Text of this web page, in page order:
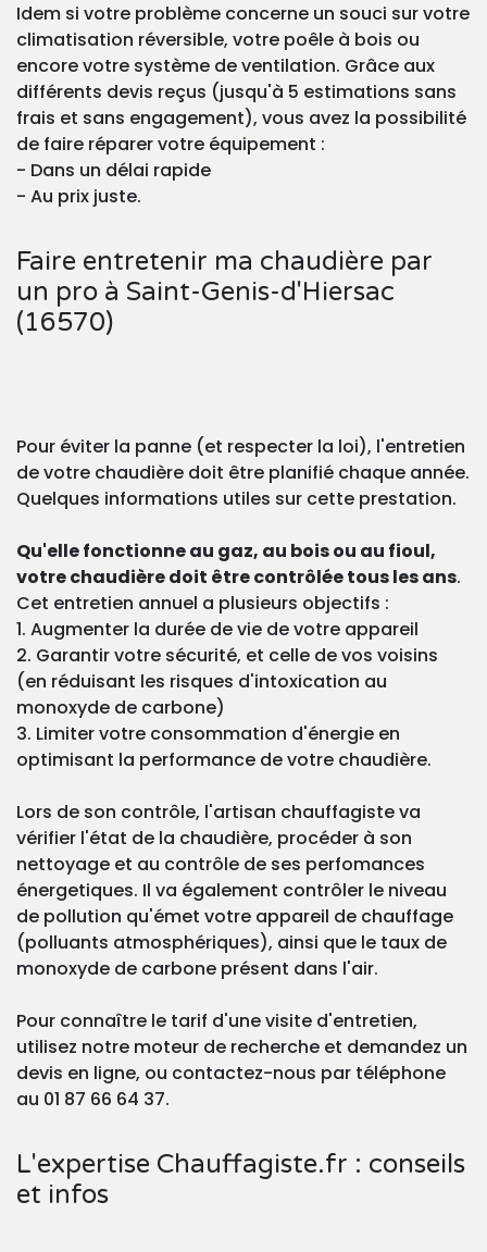
Idem si votre problème concerne un souci sur votre
climatisation réversible, votre poêle à bois ou
encore votre système de ventilation. Grâce aux
différents devis reçus (jusqu'à 5 estimations sans
frais et sans engagement), vous avez la possibilité
de faire réparer votre équipement :
- Dans un délai rapide
- Au prix juste.
Faire entretenir ma chaudière par
un pro à Saint-Genis-d'Hiersac
(16570)
Pour éviter la panne (et respecter la loi), l'entretien
de votre chaudière doit être planifié chaque année.
Quelques informations utiles sur cette prestation.
Qu'elle fonctionne au gaz, au bois ou au fioul,
votre chaudière doit être contrôlée tous les ans.
Cet entretien annuel a plusieurs objectifs :
1. Augmenter la durée de vie de votre appareil
2. Garantir votre sécurité, et celle de vos voisins
(en réduisant les risques d'intoxication au
monoxyde de carbone)
3. Limiter votre consommation d'énergie en
optimisant la performance de votre chaudière.
Lors de son contrôle, l'artisan chauffagiste va
vérifier l'état de la chaudière, procéder à son
nettoyage et au contrôle de ses perfomances
énergetiques. Il va également contrôler le niveau
de pollution qu'émet votre appareil de chauffage
(polluants atmosphériques), ainsi que le taux de
monoxyde de carbone présent dans l'air.
Pour connaître le tarif d'une visite d'entretien,
utilisez notre moteur de recherche et demandez un
devis en ligne, ou contactez-nous par téléphone
au 01 87 66 64 37.
L'expertise Chauffagiste.fr : conseils
et infos